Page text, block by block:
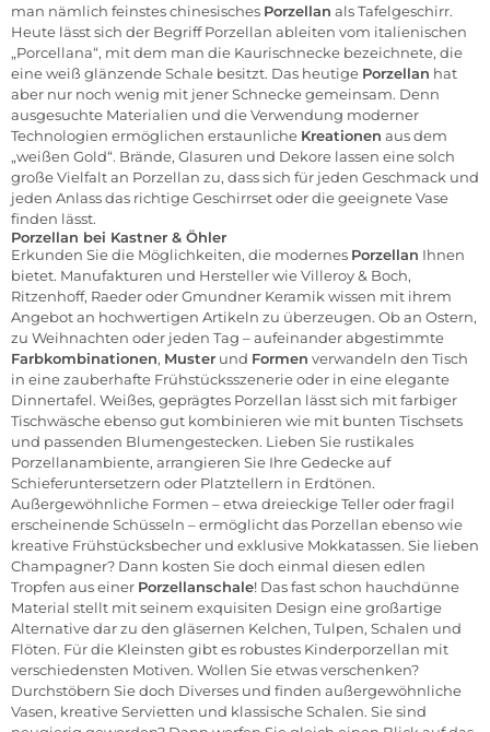
man nämlich feinstes chinesisches Porzellan als Tafelgeschirr.
Heute lässt sich der Begriff Porzellan ableiten vom italienischen
„Porcellana“, mit dem man die Kaurischnecke bezeichnete, die
eine weiß glänzende Schale besitzt. Das heutige Porzellan hat
aber nur noch wenig mit jener Schnecke gemeinsam. Denn
ausgesuchte Materialien und die Verwendung moderner
Technologien ermöglichen erstaunliche Kreationen aus dem
„weißen Gold“. Brände, Glasuren und Dekore lassen eine solch
große Vielfalt an Porzellan zu, dass sich für jeden Geschmack und
jeden Anlass das richtige Geschirrset oder die geeignete Vase
finden lässt.
Porzellan bei Kastner & Öhler
Erkunden Sie die Möglichkeiten, die modernes Porzellan Ihnen
bietet. Manufakturen und Hersteller wie Villeroy & Boch,
Ritzenhoff, Raeder oder Gmundner Keramik wissen mit ihrem
Angebot an hochwertigen Artikeln zu überzeugen. Ob an Ostern,
zu Weihnachten oder jeden Tag – aufeinander abgestimmte
Farbkombinationen, Muster und Formen verwandeln den Tisch
in eine zauberhafte Frühstücksszenerieoder in eine elegante
Dinnertafel. Weißes, geprägtes Porzellan lässt sich mit farbiger
Tischwäsche ebenso gut kombinieren wie mit bunten Tischsets
und passenden Blumengestecken. Lieben Sie rustikales
Porzellanambiente, arrangieren Sie Ihre Gedecke auf
Schieferuntersetzern oder Platztellern in Erdtönen.
Außergewöhnliche Formen – etwa dreieckige Teller oder fragil
erscheinende Schüsseln – ermöglicht das Porzellan ebenso wie
kreative Frühstücksbecher und exklusive Mokkatassen. Sie lieben
Champagner? Dann kosten Sie doch einmal diesen edlen
Tropfen aus einer Porzellanschale! Das fast schon hauchdünne
Material stellt mit seinem exquisiten Design eine großartige
Alternative dar zu den gläsernen Kelchen, Tulpen, Schalen und
Flöten. Für die Kleinsten gibt es robustes Kinderporzellan mit
verschiedensten Motiven. Wollen Sie etwas verschenken?
Durchstöbern Sie doch Diverses und finden außergewöhnliche
Vasen, kreative Servietten und klassische Schalen. Sie sind